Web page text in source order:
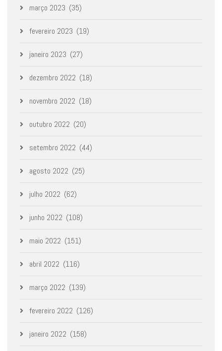
março 2023 (35)
fevereiro 2023 (19)
janeiro 2023 (27)
dezembro 2022 (18)
novembro 2022 (18)
outubro 2022 (20)
setembro 2022 (44)
agosto 2022 (25)
julho 2022 (62)
junho 2022 (108)
maio 2022 (151)
abril 2022 (116)
março 2022 (139)
fevereiro 2022 (126)
janeiro 2022 (158)